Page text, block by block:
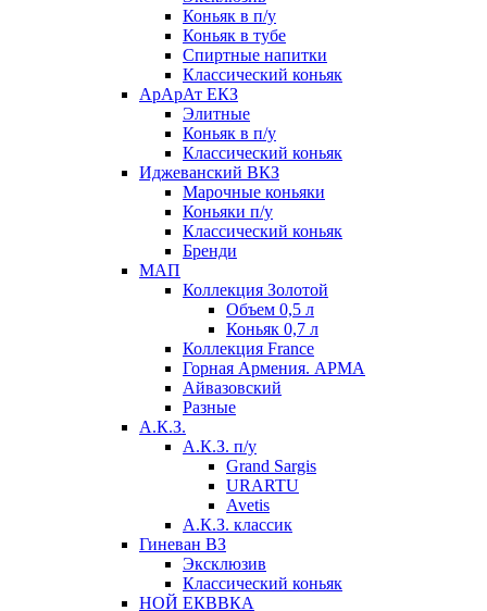
Коньяк в п/у
Коньяк в тубе
Спиртные напитки
Классический коньяк
АрАрАт ЕКЗ
Элитные
Коньяк в п/у
Классический коньяк
Иджеванский ВКЗ
Марочные коньяки
Коньяки п/у
Классический коньяк
Бренди
МАП
Коллекция Золотой
Объем 0,5 л
Коньяк 0,7 л
Коллекция France
Горная Армения. АРМА
Айвазовский
Разные
А.К.З.
А.К.З. п/у
Grand Sargis
URARTU
Avetis
А.К.З. классик
Гиневан ВЗ
Эксклюзив
Классический коньяк
НОЙ ЕКВВКА